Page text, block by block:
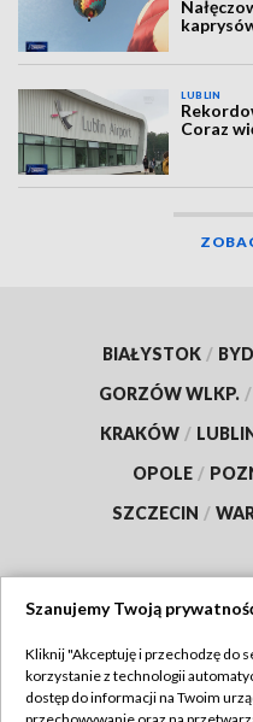
LUBLIN
Coraz
BIAŁYSTOK /
GORZÓW WLKP. /
KRAKÓW /
OPOLE /
SZCZECIN /
Szanujemy Twoją
Kliknij "Akceptuję i przechodzę do
korzystanie z technologii
dostęp do informacji na Twoim